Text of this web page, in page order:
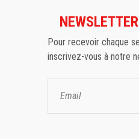
NEWSLETTER
Pour recevoir chaque
inscrivez-vous à notre